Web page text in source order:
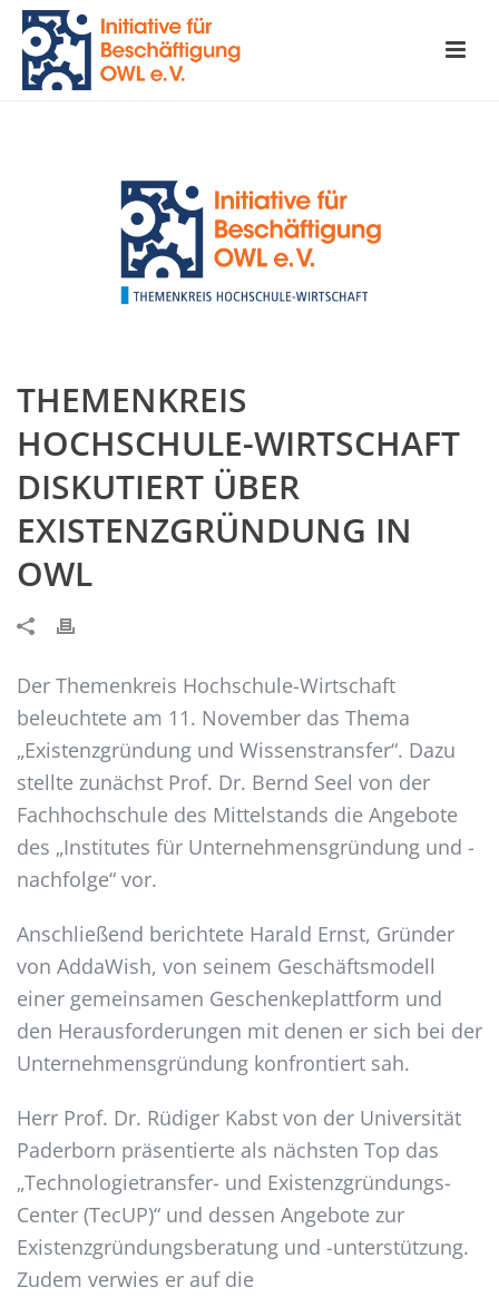
THEMENKREIS
HOCHSCHULE-WIRTSCHAFT
DISKUTIERT ÜBER
EXISTENZGRÜNDUNG IN
OWL
Der Themenkreis Hochschule-Wirtschaft
beleuchtete am 11. November das Thema
„Existenzgründung und Wissenstransfer“. Dazu
stellte zunächst Prof. Dr. Bernd Seel von der
Fachhochschule des Mittelstands die Angebote
des „Institutes für Unternehmensgründung und -
nachfolge“ vor.
Anschließend berichtete Harald Ernst, Gründer
von AddaWish, von seinem Geschäftsmodell
einer gemeinsamen Geschenkeplattform und
den Herausforderungen mit denen er sich bei der
Unternehmensgründung konfrontiert sah.
Herr Prof. Dr. Rüdiger Kabst von der Universität
Paderborn präsentierte als nächsten Top das
„Technologietransfer- und Existenzgründungs-
Center (TecUP)“ und dessen Angebote zur
Existenzgründungsberatung und -unterstützung.
Zudem verwies er auf die